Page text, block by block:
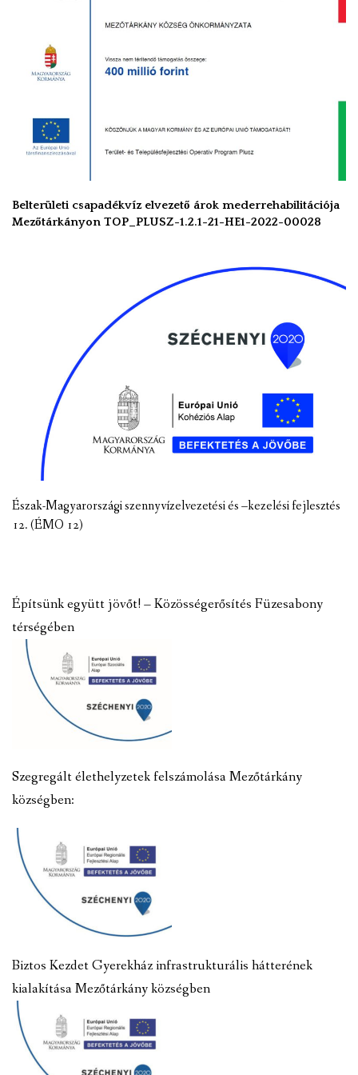
Belterületi csapadékvíz elvezető árok mederrehabilitációja
Mezőtárkányon TOP_PLUSZ-1.2.1-21-HE1-2022-00028
Észak-Magyarországi szennyvízelvezetési és –kezelési fejlesztés
12. (ÉMO 12)
Építsünk együtt jövőt! – Közösségerősítés Füzesabony
térségében
Szegregált élethelyzetek felszámolása Mezőtárkány
községben:
Biztos Kezdet Gyerekház infrastrukturális hátterének
kialakítása Mezőtárkány községben